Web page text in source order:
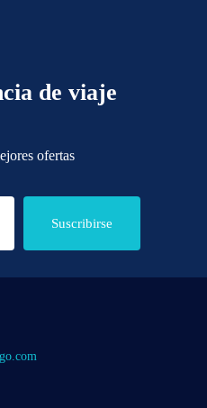
de viaje
ofertas
Suscribirse